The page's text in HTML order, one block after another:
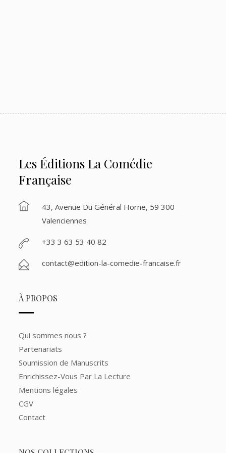
Les Éditions La Comédie
Française
43, Avenue Du Général Horne, 59 300
Valenciennes
+33 3 63 53 40 82
contact@edition-la-comedie-francaise.fr
À PROPOS
Qui sommes nous ?
Partenariats
Soumission de Manuscrits
Enrichissez-Vous Par La Lecture
Mentions légales
CGV
Contact